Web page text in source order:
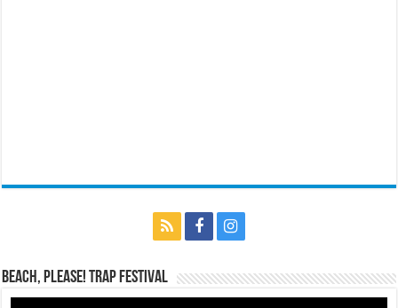
BEACH, PLEASE! Trap Festival